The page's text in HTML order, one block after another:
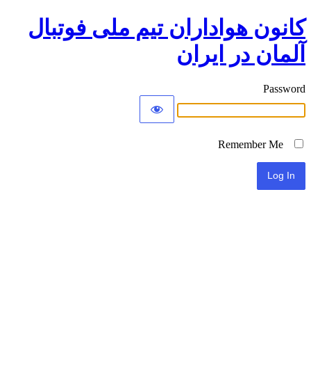
کانون هواداران تیم ملی فوتبال
آلمان در ایران
Password
Remember Me